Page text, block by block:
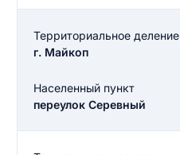
Территориальное деление
г. Майкоп
Населенный пункт
переулок Серевный